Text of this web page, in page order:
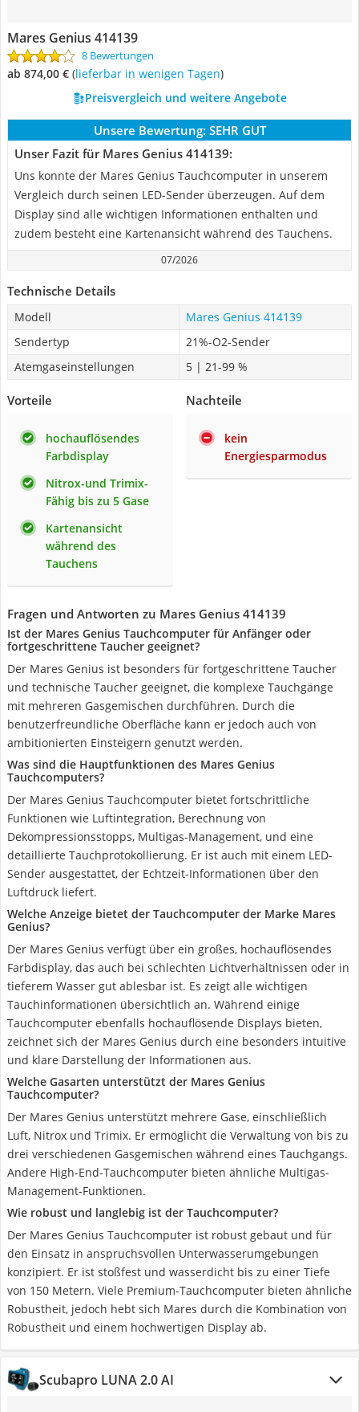
Mares Genius 414139
8 Bewertungen
ab 874,00 € ( Lieferbar in wenigen Tagen)
Preisvergleich und weitere Angebote
Unsere Bewertung: SEHR GUT
Unser Fazit für Mares Genius 414139:
Uns konnte der Mares Genius Tauchcomputer in unserem
Vergleich durch seinen LED-Sender überzeugen. Auf dem
Display sind alle wichtigen Informationen enthalten und
zudem besteht eine Kartenansicht während des Tauchens.
07/2026
Technische Details
Modell
Mares Genius 414139
Sendertyp
21%-O2-Sender
Atemgaseinstellungen
5 | 21-99 %
Vorteile
hochauflösendes
Farbdisplay
Nitrox-und Trimix-
Fähig bis zu 5 Gase
Kartenansicht
während des
Tauchens
Nachteile
kein
Energiesparmodus
Fragen und Antworten zu Mares Genius 414139
Ist der Mares Genius Tauchcomputer für Anfänger oder
fortgeschrittene Taucher geeignet?
Der Mares Genius ist besonders für fortgeschrittene Taucher
und technische Taucher geeignet, die komplexe Tauchgänge
mit mehreren Gasgemischen durchführen. Durch die
benutzerfreundliche Oberfläche kann er jedoch auch von
ambitionierten Einsteigern genutzt werden.
Was sind die Hauptfunktionen des Mares Genius
Tauchcomputers?
Der Mares Genius Tauchcomputer bietet fortschrittliche
Funktionen wie Luftintegration, Berechnung von
Dekompressionsstopps, Multigas-Management, und eine
detaillierte Tauchprotokollierung. Er ist auch mit einem LED-
Sender ausgestattet, der Echtzeit-Informationen über den
Luftdruck liefert.
Welche Anzeige bietet der Tauchcomputer der Marke Mares
Genius?
Der Mares Genius verfügt über ein großes, hochauflösendes
Farbdisplay, das auch bei schlechten Lichtverhältnissen oder in
tieferem Wasser gut ablesbar ist. Es zeigt alle wichtigen
Tauchinformationen übersichtlich an. Während einige
Tauchcomputer ebenfalls hochauflösende Displays bieten,
zeichnet sich der Mares Genius durch eine besonders intuitive
und klare Darstellung der Informationen aus.
Welche Gasarten unterstützt der Mares Genius
Tauchcomputer?
Der Mares Genius unterstützt mehrere Gase, einschließlich
Luft, Nitrox und Trimix. Er ermöglicht die Verwaltung von bis zu
drei verschiedenen Gasgemischen während eines Tauchgangs.
Andere High-End-Tauchcomputer bieten ähnliche Multigas-
Management-Funktionen.
Wie robust und langlebig ist der Tauchcomputer?
Der Mares Genius Tauchcomputer ist robust gebaut und für
den Einsatz in anspruchsvollen Unterwasserumgebungen
konzipiert. Er ist stoßfest und wasserdicht bis zu einer Tiefe
von 150 Metern. Viele Premium-Tauchcomputer bieten ähnliche
Robustheit, jedoch hebt sich Mares durch die Kombination von
Robustheit und einem hochwertigen Display ab.
Scubapro LUNA 2.0 AI